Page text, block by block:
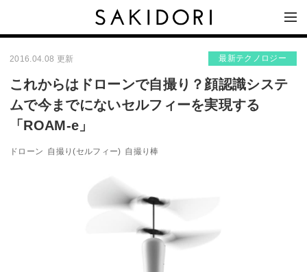
2016.04.08 更新 最新テクノロジー
これからはドローンで自撮り？顔認識システ
ムで今までにないセルフィーを実現する
「ROAM-e」
ドローン 自撮り(セルフィー) 自撮り棒